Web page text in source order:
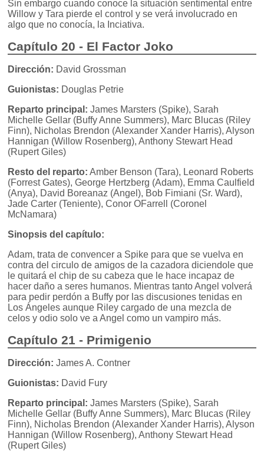
Sin embargo cuando conoce la situación sentimental entre
Willow y Tara pierde el control y se verá involucrado en
algo que no conocía, la Inciativa.
Capítulo 20 - El Factor Joko
Dirección: David Grossman
Guionistas: Douglas Petrie
Reparto principal: James Marsters (Spike), Sarah
Michelle Gellar (Buffy Anne Summers), Marc Blucas (Riley
Finn), Nicholas Brendon (Alexander Xander Harris), Alyson
Hannigan (Willow Rosenberg), Anthony Stewart Head
(Rupert Giles)
Resto del reparto: Amber Benson (Tara), Leonard Roberts
(Forrest Gates), George Hertzberg (Adam), Emma Caulfield
(Anya), David Boreanaz (Angel), Bob Fimiani (Sr. Ward),
Jade Carter (Teniente), Conor OFarrell (Coronel
McNamara)
Sinopsis del capítulo:
Adam, trata de convencer a Spike para que se vuelva en
contra del circulo de amigos de la cazadora diciendole que
le quitará el chip de su cabeza que le hace incapaz de
hacer daño a seres humanos. Mientras tanto Angel volverá
para pedir perdón a Buffy por las discusiones tenidas en
Los Ángeles aunque Riley cargado de una mezcla de
celos y odio solo ve a Angel como un vampiro más.
Capítulo 21 - Primigenio
Dirección: James A. Contner
Guionistas: David Fury
Reparto principal: James Marsters (Spike), Sarah
Michelle Gellar (Buffy Anne Summers), Marc Blucas (Riley
Finn), Nicholas Brendon (Alexander Xander Harris), Alyson
Hannigan (Willow Rosenberg), Anthony Stewart Head
(Rupert Giles)